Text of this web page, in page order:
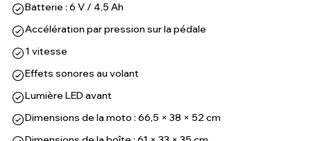
Batterie : 6 V / 4,5 Ah
Accélération par pression sur la pédale
1 vitesse
Effets sonores au volant
Lumière LED avant
Dimensions de la moto : 66,5 × 38 × 52 cm